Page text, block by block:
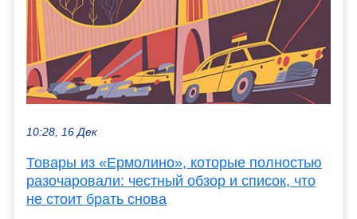
10:28, 16 Дек
Товары из «Ермолино», которые полностью
разочаровали: честный обзор и список, что
не стоит брать снова